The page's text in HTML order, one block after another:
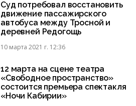
Суд потребовал восстановить
движение пассажирского
автобуса между Тросной и
деревней Редогощь
10 марта 2021 г. 12:36
12 марта на сцене театра
«Свободное пространство»
состоится премьера спектакля
«Ночи Кабирии»